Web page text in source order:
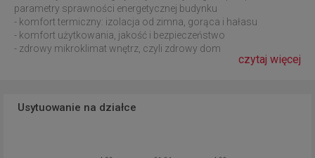
parametry sprawności energetycznej budynku
- komfort termiczny: izolacja od zimna, gorąca i hałasu
- komfort użytkowania, jakość i bezpieczeństwo
- zdrowy mikroklimat wnętrz, czyli zdrowy dom
czytaj więcej
Usytuowanie na działce